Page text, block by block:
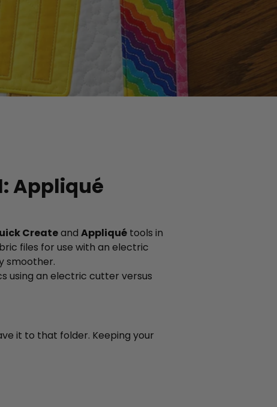
Appliqué
Createand Appliqué tools in
files for use with an electric
smoother.
using an electric cutter versus
it to that folder. Keeping your